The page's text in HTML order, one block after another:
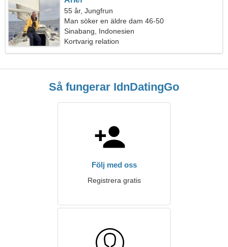
55 år, Jungfrun
Man söker en äldre dam 46-50
Sinabang, Indonesien
Kortvarig relation
Så fungerar IdnDatingGo
Följ med oss
Registrera gratis